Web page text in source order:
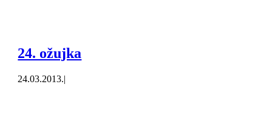
24. ožujka
24.03.2013.|